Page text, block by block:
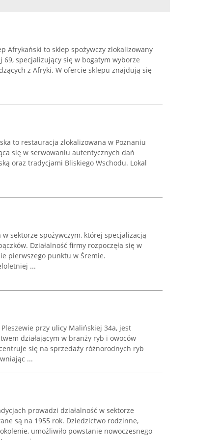
Afrykański to sklep spożywczy zlokalizowany
69, specjalizujący się w bogatym wyborze
z Afryki. W ofercie sklepu znajdują się
to restauracja zlokalizowana w Poznaniu
się w serwowaniu autentycznych dań
oraz tradycjami Bliskiego Wschodu. Lokal
w sektorze spożywczym, której specjalizacją
Działalność firmy rozpoczęła się w
pierwszego punktu w Śremie.
...
przy ulicy Malińskiej 34a, jest
działającym w branży ryb i owoców
się na sprzedaży różnorodnych ryb
...
prowadzi działalność w sektorze
są na 1955 rok. Dziedzictwo rodzinne,
umożliwiło powstanie nowoczesnego